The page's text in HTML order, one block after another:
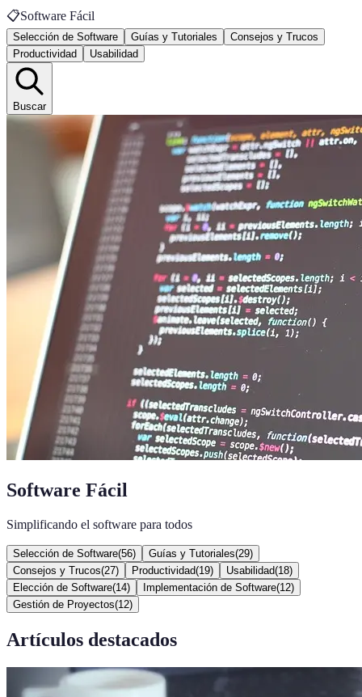
📋Software Fácil
Selección de Software Guías y Tutoriales
Consejos y Trucos
Productividad
Usabilidad
Buscar
Software Fácil
Simplificando el software para todos
Selección de Software(56) Guías y Tutoriales(29)
Consejos y Trucos(27) Productividad(19) Usabilidad(18)
Elección de Software(14) Implementación de Software(12)
Gestión de Proyectos(12)
Artículos destacados